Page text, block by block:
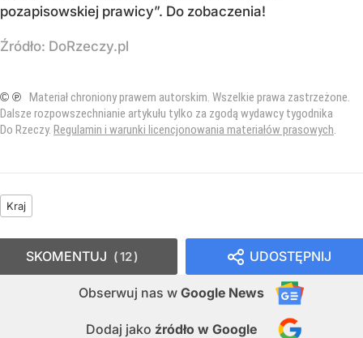
pozapisowskiej prawicy”. Do zobaczenia!
Źródło: DoRzeczy.pl
© ℗ Materiał chroniony prawem autorskim. Wszelkie prawa zastrzeżone.
Dalsze rozpowszechnianie artykułu tylko za zgodą wydawcy tygodnika
Do Rzeczy. Regulamin i warunki licencjonowania materiałów prasowych
Kraj
UDOSTĘPNIJ
Obserwuj nas w Google News
Dodaj jako źródło w Google
SKOMENTUJ 12